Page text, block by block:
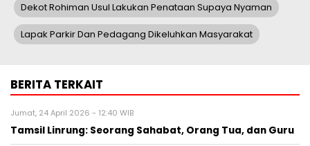
Dekot Rohiman Usul Lakukan Penataan Supaya Nyaman
Lapak Parkir Dan Pedagang Dikeluhkan Masyarakat
BERITA TERKAIT
Jumat, 24 April 2026 - 12:40 WIB
Tamsil Linrung: Seorang Sahabat, Orang Tua, dan Guru